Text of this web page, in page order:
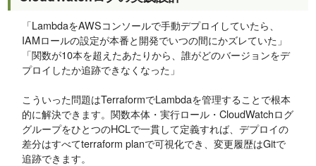
「LambdaをAWSコンソールで手動デプロイしていたら、
IAMロールの設定が本番と開発でいつの間にかズレていた」
「関数が10本を超えたあたりから、誰がどのバージョンをデ
プロイしたか追跡できなくなった」
こういった問題はTerraformでLambdaを管理することで根本
的に解決できます。関数本体・実行ロール・CloudWatchログ
グループをひとつのHCLで一貫して定義すれば、デプロイの
差分はすべてterraform planで可視化でき、変更履歴はGitで
追跡できます。